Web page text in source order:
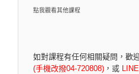
點我觀看其他課程
如對課程有任何相關疑問， 歡
(手機改撥04-720808) ， 或